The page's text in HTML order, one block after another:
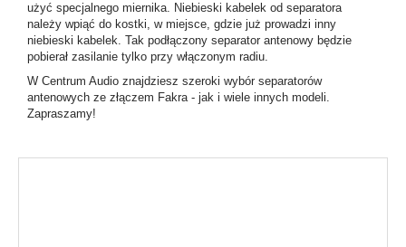
użyć specjalnego miernika. Niebieski kabelek od separatora
należy wpiąć do kostki, w miejsce, gdzie już prowadzi inny
niebieski kabelek. Tak podłączony separator antenowy będzie
pobierał zasilanie tylko przy włączonym radiu.
W Centrum Audio znajdziesz szeroki wybór separatorów
antenowych ze złączem Fakra - jak i wiele innych modeli.
Zapraszamy!